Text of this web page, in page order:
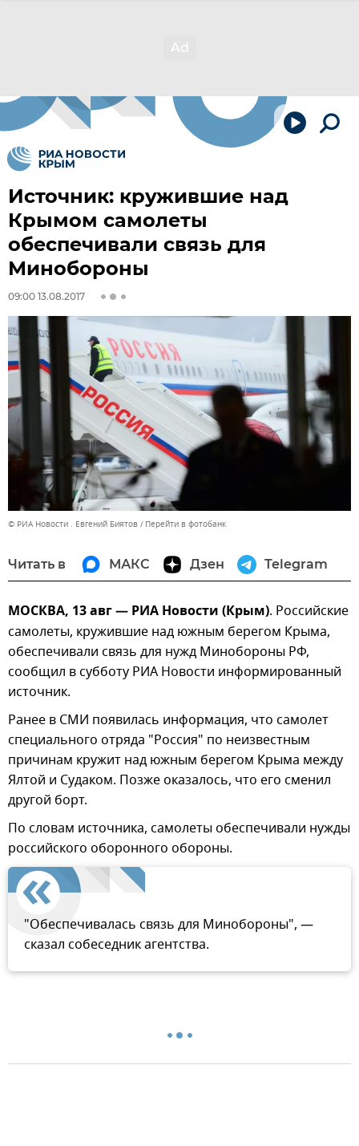
Источник: кружившие над
Крымом самолеты
обеспечивали связь для
Минобороны
09:00 13.08.2017
© РИА Новости . Евгений Биятов Перейти в фотобанк
Читать в МАКС Дзен Telegram
МОСКВА, 13 авг — РИА Новости (Крым). Российские
самолеты, кружившие над южным берегом Крыма,
обеспечивали связь для нужд Минобороны РФ,
сообщил в субботу РИА Новости информированный
источник.
Ранее в СМИ появилась информация, что самолет
специального отряда "Россия" по неизвестным
причинам кружит над южным берегом Крыма между
Ялтой и Судаком. Позже оказалось, что его сменил
другой борт.
По словам источника, самолеты обеспечивали нужды
российского оборонного обороны.
"Обеспечивалась связь для Минобороны", —
сказал собеседник агентства.